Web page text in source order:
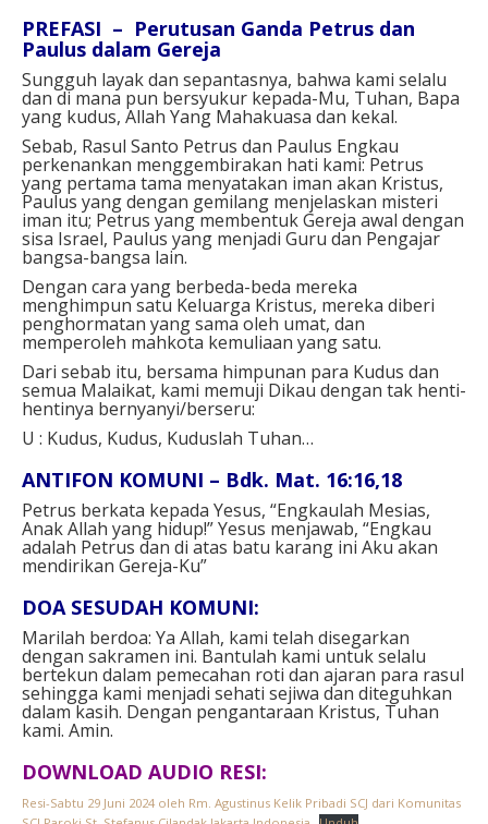
PREFASI – Perutusan Ganda Petrus dan
Paulus dalam Gereja
Sungguh layak dan sepantasnya, bahwa kami selalu
dan di mana pun bersyukur kepada-Mu, Tuhan, Bapa
yang kudus, Allah Yang Mahakuasa dan kekal.
Sebab, Rasul Santo Petrus dan Paulus Engkau
perkenankan menggembirakan hati kami: Petrus
yang pertama tama menyatakan iman akan Kristus,
Paulus yang dengan gemilang menjelaskan misteri
iman itu; Petrus yang membentuk Gereja awal dengan
sisa Israel, Paulus yang menjadi Guru dan Pengajar
bangsa-bangsa lain.
Dengan cara yang berbeda-beda mereka
menghimpun satu Keluarga Kristus, mereka diberi
penghormatan yang sama oleh umat, dan
memperoleh mahkota kemuliaan yang satu.
Dari sebab itu, bersama himpunan para Kudus dan
semua Malaikat, kami memuji Dikau dengan tak henti-
hentinya bernyanyi/berseru:
U : Kudus, Kudus, Kuduslah Tuhan…
ANTIFON KOMUNI – Bdk. Mat. 16:16,18
Petrus berkata kepada Yesus, “Engkaulah Mesias,
Anak Allah yang hidup!” Yesus menjawab, “Engkau
adalah Petrus dan di atas batu karang ini Aku akan
mendirikan Gereja-Ku”
DOA SESUDAH KOMUNI:
Marilah berdoa: Ya Allah, kami telah disegarkan
dengan sakramen ini. Bantulah kami untuk selalu
bertekun dalam pemecahan roti dan ajaran para rasul
sehingga kami menjadi sehati sejiwa dan diteguhkan
dalam kasih. Dengan pengantaraan Kristus, Tuhan
kami. Amin.
DOWNLOAD AUDIO RESI:
Resi-Sabtu 29 Juni 2024 oleh Rm. Agustinus Kelik Pribadi SCJ dari Komunitas